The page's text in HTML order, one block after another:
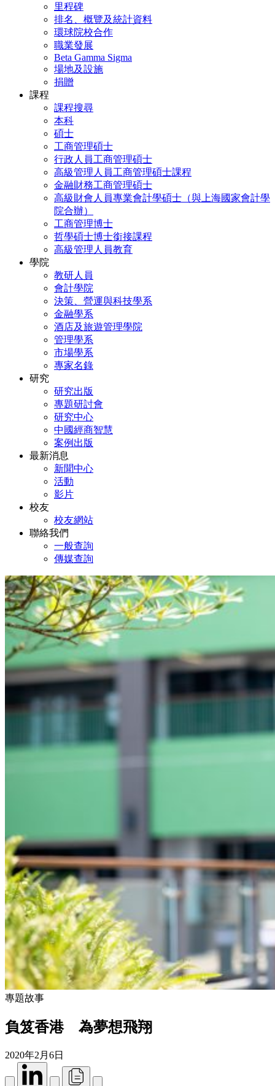
里程碑
排名、概覽及統計資料
環球院校合作
職業發展
Beta Gamma Sigma
場地及設施
捐贈
課程
課程搜尋
本科
碩士
工商管理碩士
行政人員工商管理碩士
高級管理人員工商管理碩士課程
金融財務工商管理碩士
高級財會人員專業會計學碩士（與上海國家會計學
院合辦）
工商管理博士
哲學碩士博士銜接課程
高級管理人員教育
學院
教研人員
會計學院
決策、營運與科技學系
金融學系
酒店及旅遊管理學院
管理學系
市場學系
專家名錄
研究
研究出版
專題研討會
研究中心
中國經商智慧
案例出版
最新消息
新聞中心
活動
影片
校友
校友網站
聯絡我們
一般查詢
傳媒查詢
專題故事
負笈香港 為夢想飛翔
2020年2月6日